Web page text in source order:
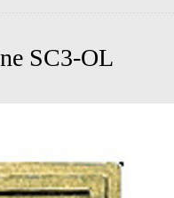
SC3-OL